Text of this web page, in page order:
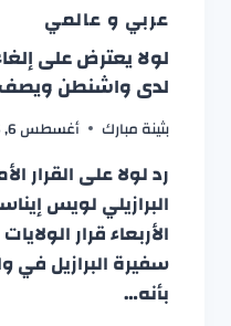
عربي و عالمي
لولا يعترض على
لدى واشنطن ويصف
بثينة مبارك أغسطس 6, 2026
رد لولا على القرار
البرازيلي لويس
الأربعاء قرار
سفيرة البرازيل في
بأنه…